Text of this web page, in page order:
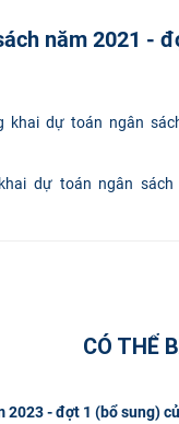
năm 2021 -
dự toán ngân
CÓ THỂ
2023 - đợt 1 (bổ sung)